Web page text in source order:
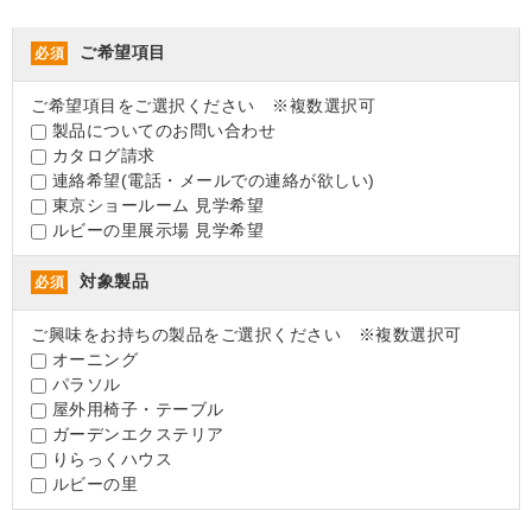
必須 ご希望項目
ご希望項目をご選択ください ※複数選択可
製品についてのお問い合わせ
カタログ請求
連絡希望(電話・メールでの連絡が欲しい)
東京ショールーム 見学希望
ルビーの里展示場 見学希望
必須 対象製品
ご興味をお持ちの製品をご選択ください ※複数選択可
オーニング
パラソル
屋外用椅子・テーブル
ガーデンエクステリア
りらっくハウス
ルビーの里